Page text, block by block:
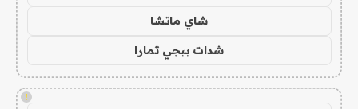
شاي ماتشا
شدات ببجي تمارا
!